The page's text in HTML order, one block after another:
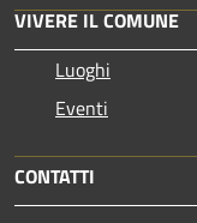
VIVERE IL COMUNE
Luoghi
Eventi
CONTATTI